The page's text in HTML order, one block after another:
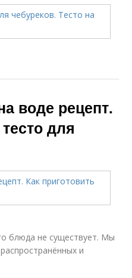
воде рецепт.
для
блюда не существует. Мы
и